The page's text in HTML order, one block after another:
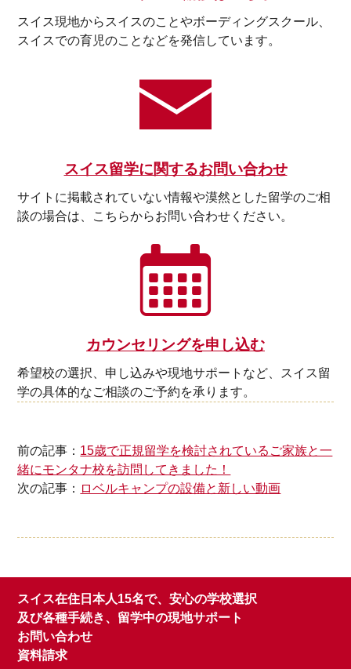
スイス現地からスイスのことやボーディングスクール、
スイスでの育児のことなどを発信しています。
スイス留学に関するお問い合わせ
サイトに掲載されていない情報や漠然とした留学のご相
談の場合は、こちらからお問い合わせください。
カウンセリングを申し込む
希望校の選択、申し込みや現地サポートなど、スイス留
学の具体的なご相談のご予約を承ります。
前の記事： 15歳で正規留学を検討されているご家族と一
緒にモンタナ校を訪問してきました！
次の記事： ロベルキャンプの設備と新しい動画
スイス在住日本人15名で、安心の学校選択
及び各種手続き、留学中の現地サポート
お問い合わせ
資料請求